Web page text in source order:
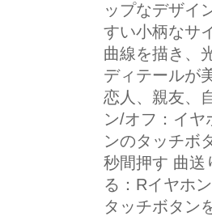
ップなデザイ
すい小柄なサ
曲線を描き、
ディテールが
恋人、親友、
ン/オフ：イヤ
ンのタッチボ
秒間押す 曲送
る：Rイヤホ
タッチボタン